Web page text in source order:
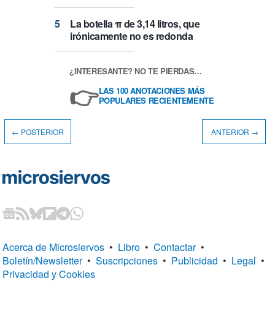
La botella π de 3,14 litros, que
irónicamente no es redonda
¿INTERESANTE? NO TE PIERDAS…
👉LAS 100 ANOTACIONES MÁS
POPULARES RECIENTEMENTE
← POSTERIOR ANTERIOR →
Acerca de Microsiervos • Libro • Contactar •
Boletín/Newsletter • Suscripciones • Publicidad • Legal •
Privacidad y Cookies